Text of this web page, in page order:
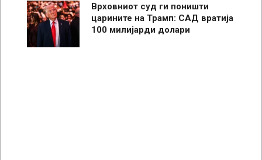
Врховниот суд ги поништи
царините на Трамп: САД вратија
100 милијарди долари